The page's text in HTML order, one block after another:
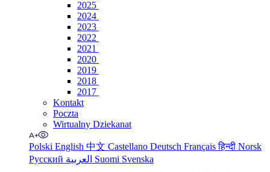
2025
2024
2023
2022
2021
2020
2019
2018
2017
Kontakt
Poczta
Wirtualny Dziekanat
Polski English 中文 Castellano Deutsch Françaisहिन्दी Norsk
Русский
Suomi Svenska